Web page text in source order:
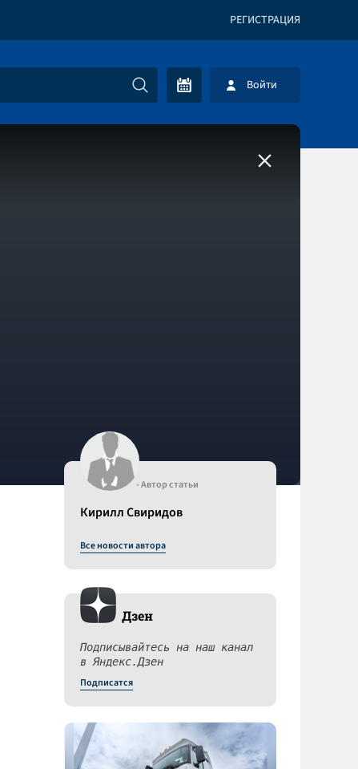
РЕГИСТРАЦИЯ
Войти
- Автор статьи
Кирилл Свиридов
Все новости автора
Дзен
Подписывайтесь на наш канал
в Яндекс.Дзен
Подписатся